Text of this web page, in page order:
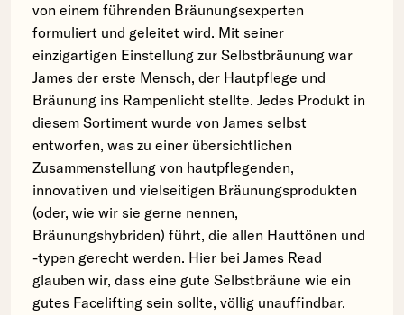
von einem führenden Bräunungsexperten
formuliert und geleitet wird. Mit seiner
einzigartigen Einstellung zur Selbstbräunung war
James der erste Mensch, der Hautpflege und
Bräunung ins Rampenlicht stellte. Jedes Produkt in
diesem Sortiment wurde von James selbst
entworfen, was zu einer übersichtlichen
Zusammenstellung von hautpflegenden,
innovativen und vielseitigen Bräunungsprodukten
(oder, wie wir sie gerne nennen,
Bräunungshybriden) führt, die allen Hauttönen und
-typen gerecht werden. Hier bei James Read
glauben wir, dass eine gute Selbstbräune wie ein
gutes Facelifting sein sollte, völlig unauffindbar.